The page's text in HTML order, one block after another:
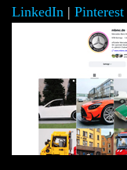
LinkedIn | Pinterest